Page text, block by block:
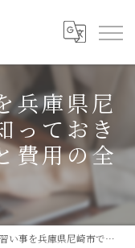
兵庫県尼
っておき
費用の全
市で始める時に知っておきたい安心ポイントと費用の全体像